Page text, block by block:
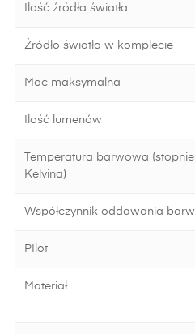
Ilość źródła światła
Źródło światła w komplecie
Moc maksymalna
Ilość lumenów
Temperatura barwowa (stopnie
Kelvina)
Współczynnik oddawania barw
PIlot
Materiał